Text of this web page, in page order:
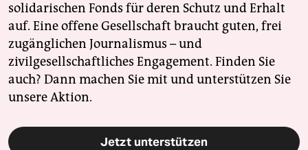
solidarischen Fonds für deren Schutz und Erhalt
auf. Eine offene Gesellschaft braucht guten, frei
zugänglichen Journalismus – und
zivilgesellschaftliches Engagement. Finden Sie
auch? Dann machen Sie mit und unterstützen Sie
unsere Aktion.
Jetzt unterstützen